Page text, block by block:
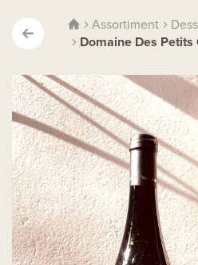
Assortiment
Domaine Des